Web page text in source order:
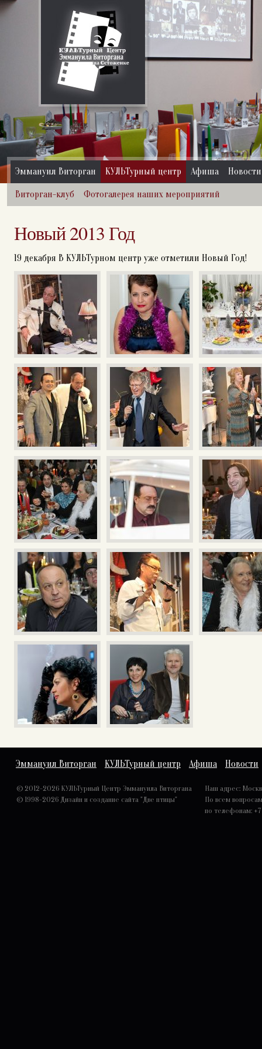
Эммануил Виторган КУЛЬТурный центр Афиша Новости
Виторган-клуб Фотогалерея наших мероприятий
Новый 2013 Год
19 декабря В КУЛЬТурном центр уже отметили Новый Год!
Эммануил Виторган КУЛЬТурный центр Афиша Новости
© 2012-2026 КУЛЬТурный Центр Эммануила Виторгана
© 1998-2026 Дизайн и создание сайта "Две птицы"
Наш адрес:
По всем
по телефонам: